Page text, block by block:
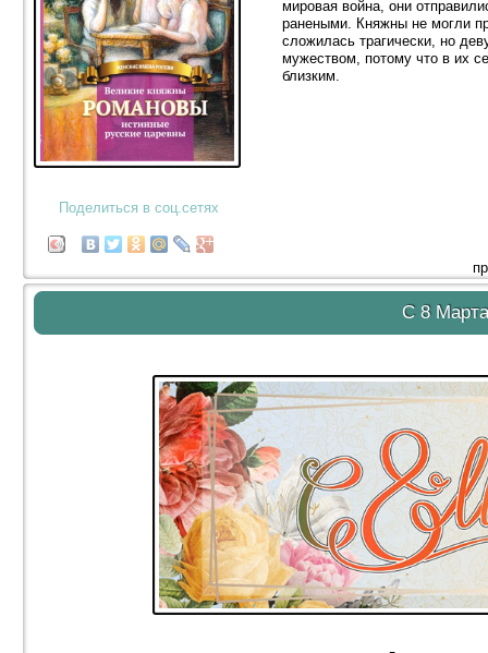
мировая война, они
ранеными. Княжны не могли
сложилась трагически, но
мужеством, потому что в их
близким.
Поделиться в соц.сетях
С 8